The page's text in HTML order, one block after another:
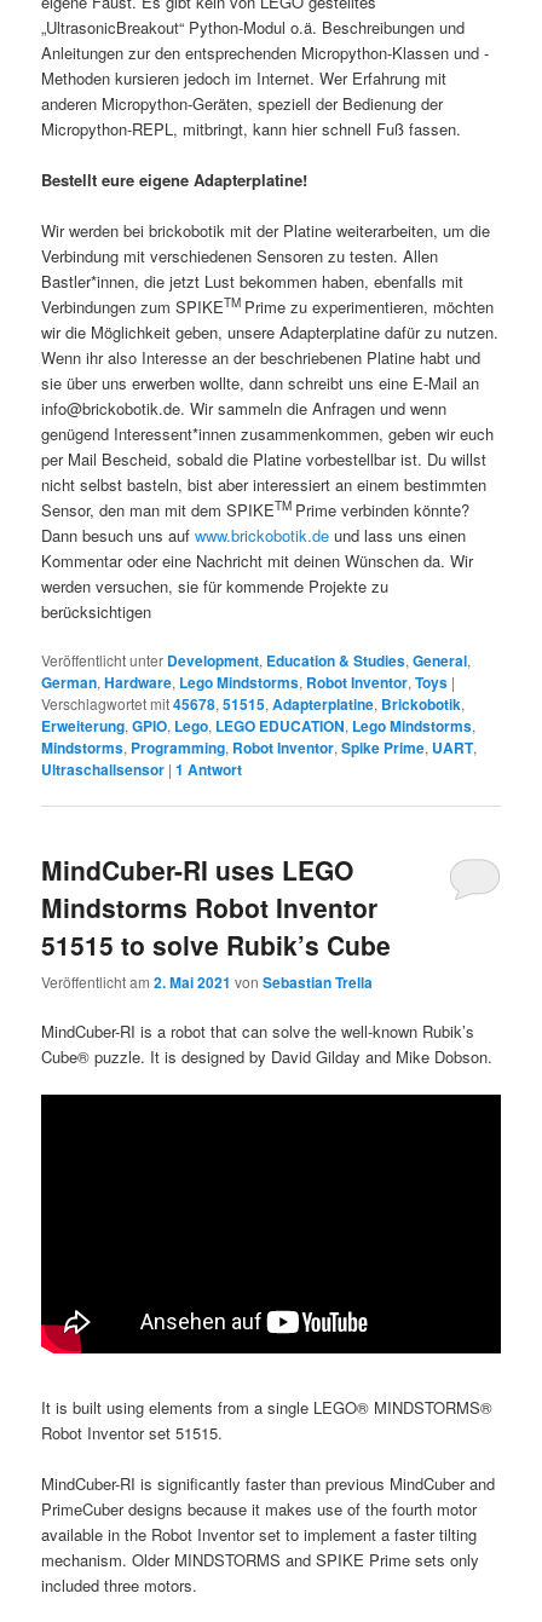
„UltrasonicBreakout“ Python-Modul o.ä. Beschreibungen und
Anleitungen zur den entsprechenden Micropython-Klassen und -
Methoden kursieren jedoch im Internet. Wer Erfahrung mit
anderen Micropython-Geräten, speziell der Bedienung der
Micropython-REPL, mitbringt, kann hier schnell Fuß fassen.
Bestellt eure eigene Adapterplatine!
Wir werden bei brickobotik mit der Platine weiterarbeiten, um die
Verbindung mit verschiedenen Sensoren zu testen. Allen
Bastler*innen, die jetzt Lust bekommen haben, ebenfalls mit
Verbindungen zum SPIKETM Prime zu experimentieren, möchten
wir die Möglichkeit geben, unsere Adapterplatine dafür zu nutzen.
Wenn ihr also Interesse an der beschriebenen Platine habt und
sie über uns erwerben wollte, dann schreibt uns eine E-Mail an
info@brickobotik.de. Wir sammeln die Anfragen und wenn
genügend Interessent*innen zusammenkommen, geben wir euch
per Mail Bescheid, sobald die Platine vorbestellbar ist. Du willst
nicht selbst basteln, bist aber interessiert an einem bestimmten
Sensor, den man mit dem SPIKETM Prime verbinden könnte?
Dann besuch uns aufwww.brickobotik.de und lass uns einen
Kommentar oder eine Nachricht mit deinen Wünschen da. Wir
werden versuchen, sie für kommende Projekte zu
berücksichtigen
Veröffentlicht unter Development, Education & Studies,General,
German,Hardware, Lego Mindstorms, Robot Inventor,Toys |
Verschlagwortet mit45678,51515,Adapterplatine, Brickobotik,
Erweiterung,GPIO, Lego, LEGO EDUCATION, Lego Mindstorms,
Mindstorms, Programming, Robot Inventor,Spike Prime, UART,
Ultraschallsensor |1 Antwort
MindCuber-RI uses LEGO
Mindstorms Robot Inventor
51515 to solve Rubik’s Cube
Veröffentlicht am2. Mai 2021 vonSebastian Trella
MindCuber-RI is a robot that can solve the well-known Rubik’s
Cube® puzzle. It is designed by David Gilday and Mike Dobson.
It is built using elements from a single LEGO® MINDSTORMS®
Robot Inventor set 51515.
MindCuber-RI is significantly faster than previous MindCuber and
PrimeCuber designs because it makes use of the fourth motor
available in the Robot Inventor set to implement a faster tilting
mechanism. Older MINDSTORMS and SPIKE Prime sets only
included three motors.